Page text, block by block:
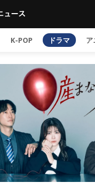
K-POP ドラマ